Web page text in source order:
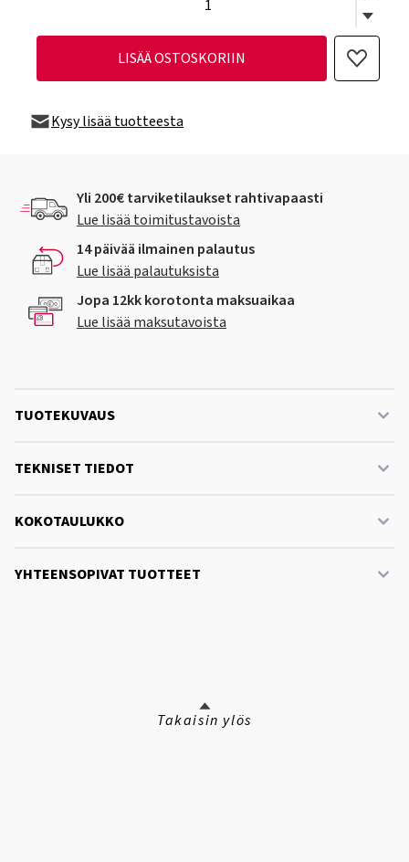
LISÄÄ OSTOSKORIIN
Kysy lisää tuotteesta
Yli 200€ tarviketilaukset rahtivapaasti
Lue lisää toimitustavoista
14 päivää ilmainen palautus
Lue lisää palautuksista
Jopa 12kk korotonta maksuaikaa
Lue lisää maksutavoista
TUOTEKUVAUS
TEKNISET TIEDOT
KOKOTAULUKKO
YHTEENSOPIVAT TUOTTEET
Takaisin ylös